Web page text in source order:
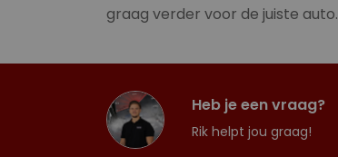
graag verder voor de juiste auto.
Heb je een vraag?
Rik helpt jou graag!